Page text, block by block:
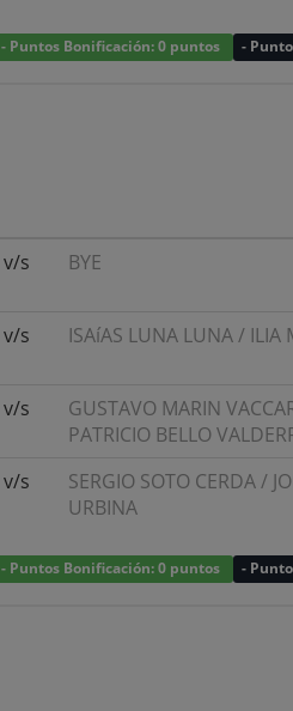
- Puntos Bonificación: 0 puntos -
v/s BYE
v/s ISAíAS LUNA LUNA/ ILIA
v/s GUSTAVO MARIN
PATRICIO BELLO
v/s SERGIO SOTO CERDA/
URBINA
- Puntos Bonificación: 0 puntos -